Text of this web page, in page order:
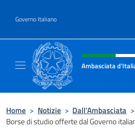
Governo Italiano
Intestazione sito,
Ambasciata
Home > Notizie > Dall’Ambasciata >
Borse di studio offerte dal Governo